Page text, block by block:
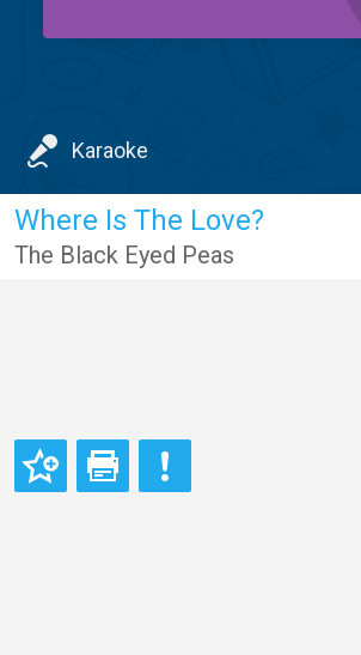
Karaoke
Where Is The Love?
The Black Eyed Peas